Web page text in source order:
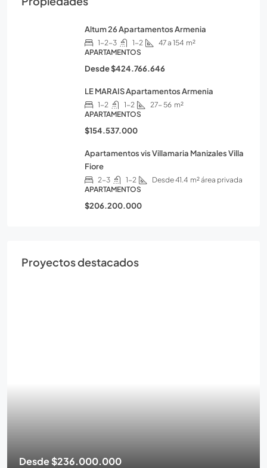
Altum 26 Apartamentos Armenia
1-2-3 1-2 47 a 154 m²
APARTAMENTOS
Desde$424.766.646
LE MARAIS Apartamentos Armenia
1-2 1-2 27- 56 m²
APARTAMENTOS
$154.537.000
Apartamentos vis Villamaria Manizales Villa
Fiore
2-3 1-2 Desde 41.4 m² área privada
APARTAMENTOS
$206.200.000
Proyectos destacados
$236.000.000